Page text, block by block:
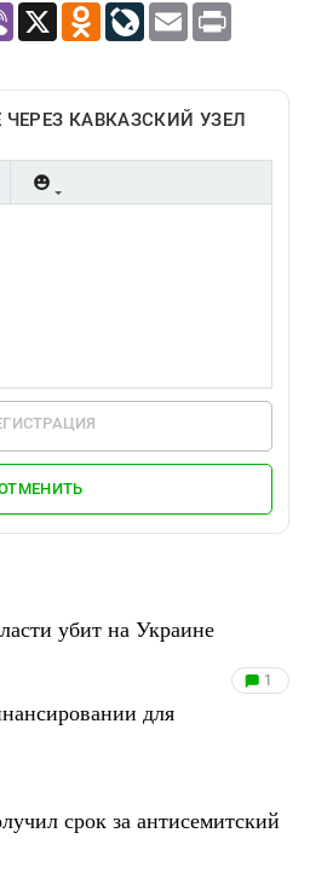
Viber X Odnoklassniki
LiveJournal
Email Print
КАВКАЗСКИЙ УЗЕЛ
убит на Украине
1
для
срок за антисемитский